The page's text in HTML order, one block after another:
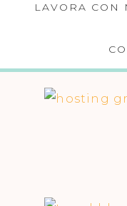
LAVORA CON